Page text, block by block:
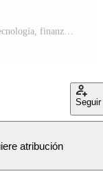
logotipo de la empresa, industria, negocios, tecnología, finanzas, etc. Vector Gratis
Seguir
atribución